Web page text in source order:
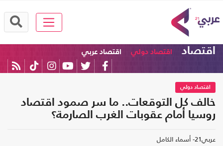
اقتصاد اقتصاد دولي اقتصاد عربي
اقتصاد دولي
خالف كل التوقعات.. ما سر صمود اقتصاد
روسيا أمام عقوبات الغرب الصارمة؟
عربي21- أسماء الكامل